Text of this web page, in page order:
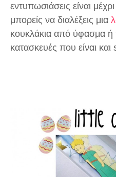
εντυπωσιάσεις είναι
μπορείς να διαλέξεις μια
κουκλάκια από ύφασμα ή
κατασκευές που είναι και